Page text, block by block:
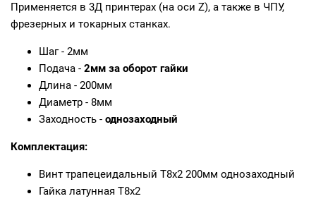
Применяется в 3Д принтерах (на оси Z), а также в ЧПУ,
фрезерных и токарных станках.
Шаг - 2мм
Подача - 2мм за оборот гайки
Длина - 200мм
Диаметр - 8мм
Заходность - однозаходный
Комплектация:
Винт трапецеидальный T8x2 200мм однозаходный
Гайка латунная T8x2